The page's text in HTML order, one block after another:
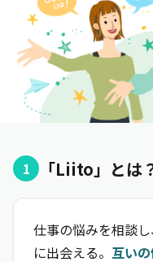
1 「Liito」とは
仕事の悩みを相談
に出会える。 互い